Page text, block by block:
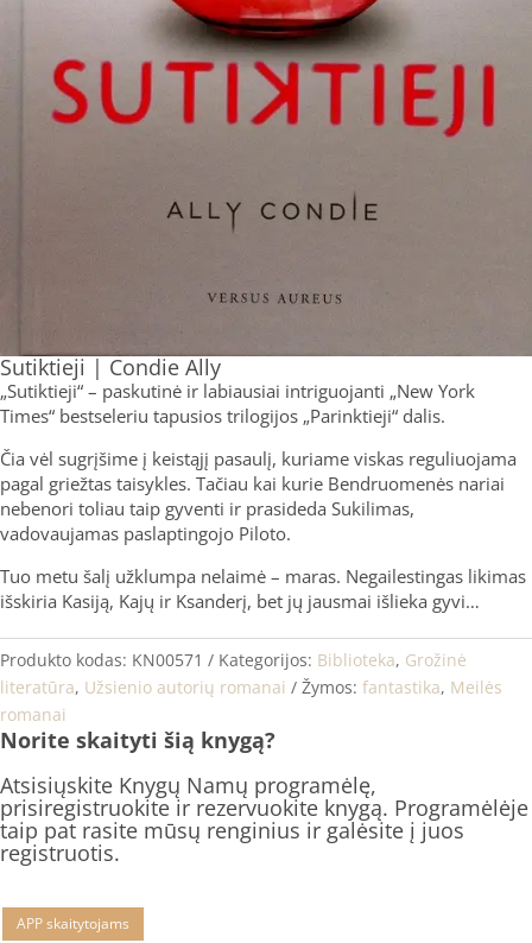
Sutiktieji | Condie Ally
„Sutiktieji“ – paskutinė ir labiausiai intriguojanti „New York
Times“ bestseleriu tapusios trilogijos „Parinktieji“ dalis.
Čia vėl sugrįšime į keistąjį pasaulį, kuriame viskas reguliuojama
pagal griežtas taisykles. Tačiau kai kurie Bendruomenės nariai
nebenori toliau taip gyventi ir prasideda Sukilimas,
vadovaujamas paslaptingojo Piloto.
Tuo metu šalį užklumpa nelaimė – maras. Negailestingas likimas
išskiria Kasiją, Kajų ir Ksanderį, bet jų jausmai išlieka gyvi…
Produkto kodas: KN00571 Kategorijos: Biblioteka, Grožinė
literatūra, Užsienio autorių romanai Žymos: fantastika, Meilės
romanai
Norite skaityti šią knygą?
Atsisiųskite Knygų Namų programėlę,
prisiregistruokite ir rezervuokite knygą. Programėlėje
taip pat rasite mūsų renginius ir galėsite į juos
registruotis.
APP skaitytojams